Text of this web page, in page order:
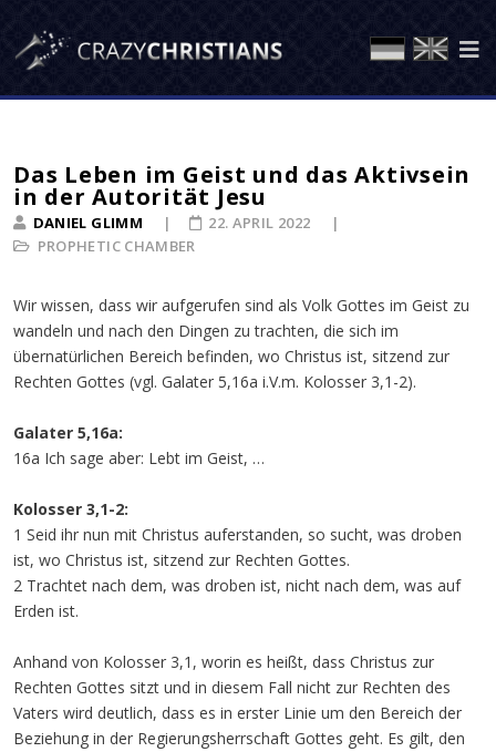
Das Leben im Geist und das Aktivsein
in der Autorität Jesu
DANIEL GLIMM
PROPHETIC CHAMBER
22. APRIL 2022
Wir wissen, dass wir aufgerufen sind als Volk Gottes im Geist zu
wandeln und nach den Dingen zu trachten, die sich im
übernatürlichen Bereich befinden, wo Christus ist, sitzend zur
Rechten Gottes (vgl. Galater 5,16a i.V.m. Kolosser 3,1-2).
Galater 5,16a:
16a Ich sage aber: Lebt im Geist, …
Kolosser 3,1-2:
1 Seid ihr nun mit Christus auferstanden, so sucht, was droben
ist, wo Christus ist, sitzend zur Rechten Gottes.
2 Trachtet nach dem, was droben ist, nicht nach dem, was auf
Erden ist.
Anhand von Kolosser 3,1, worin es heißt, dass Christus zur
Rechten Gottes sitzt und in diesem Fall nicht zur Rechten des
Vaters wird deutlich, dass es in erster Linie um den Bereich der
Beziehung in der Regierungsherrschaft Gottes geht. Es gilt, den